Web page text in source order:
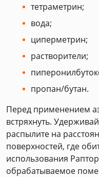
тетраметрин;
вода;
циперметрин;
растворители;
пропан/бутан.
Перед применением
встряхнуть.
распылите на
поверхностей, где
использования
обрабатываемое